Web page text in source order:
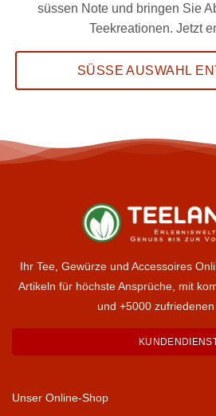
süssen Note und bringen Sie
Teekreationen. Jetzt
SÜSSE AUSWAHL
Ihr Tee, Gewürze und Accessoires
Artikeln für höchste Ansprüche, mit
und +5000 zufriedenen
Unser Online-Shop